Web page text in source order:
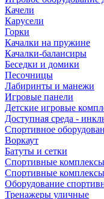
Качели
Карусели
Горки
Качалки на пружине
Качалки-балансиры
Беседки и домики
Песочницы
Лабиринты и манежи
Игровые панели
Детские игровые
Доступная среда -
Спортивное
Воркаут
Батуты и сетки
Спортивные комплексы
Спортивные комплексы
Оборудование
Тренажеры уличные